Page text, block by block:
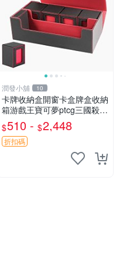
潤發小舖 10
卡牌收納盒開窗卡盒牌盒收納
箱游戲王寶可夢ptcg三國殺海
賊王dtcg
$510 - $2,448
折扣碼